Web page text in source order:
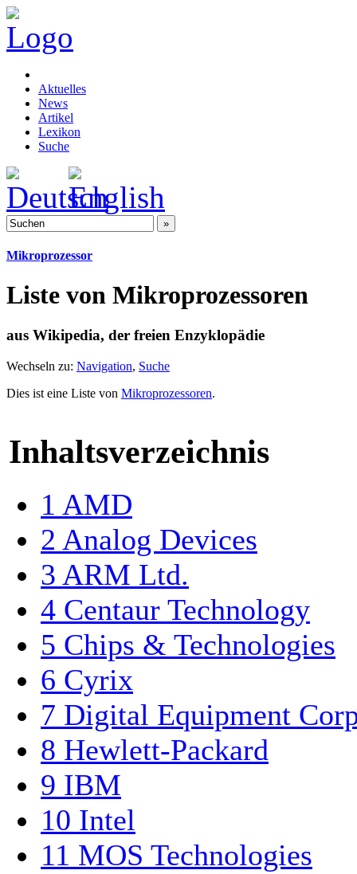
Aktuelles
News
Artikel
Lexikon
Suche
Mikroprozessor
Liste von Mikroprozessoren
aus Wikipedia, der freien Enzyklopädie
Wechseln zu: Navigation, Suche
Dies ist eine Liste von Mikroprozessoren.
Inhaltsverzeichnis
1 AMD
2 Analog Devices
3 ARM Ltd.
4 Centaur Technology
5 Chips & Technologies
6 Cyrix
7 Digital Equipment
8 Hewlett-Packard
9 IBM
10 Intel
11 MOS Technologies